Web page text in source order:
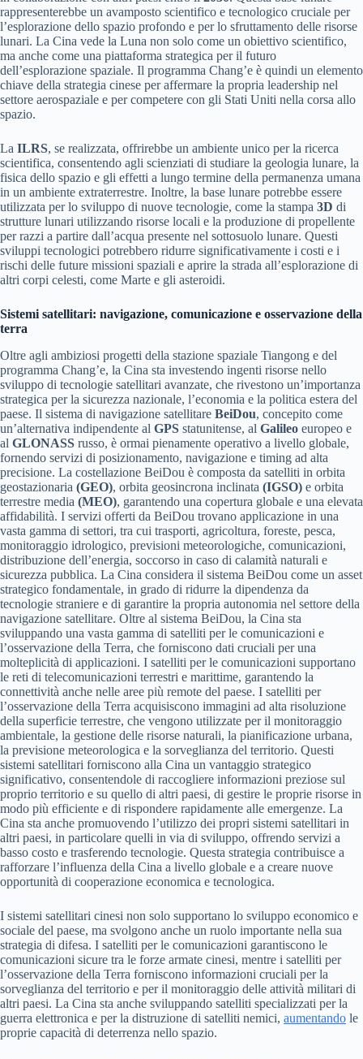
rappresenterebbe un avamposto scientifico e tecnologico cruciale per
l’esplorazione dello spazio profondo e per lo sfruttamento delle risorse
lunari. La Cina vede la Luna non solo come un obiettivo scientifico,
ma anche come una piattaforma strategica per il futuro
dell’esplorazione spaziale. Il programma Chang’e è quindi un elemento
chiave della strategia cinese per affermare la propria leadership nel
settore aerospaziale e per competere con gli Stati Uniti nella corsa allo
spazio.
La ILRS, se realizzata, offrirebbe un ambiente unico per la ricerca
scientifica, consentendo agli scienziati di studiare la geologia lunare, la
fisica dello spazio e gli effetti a lungo termine della permanenza umana
in un ambiente extraterrestre. Inoltre, la base lunare potrebbe essere
utilizzata per lo sviluppo di nuove tecnologie, come la stampa 3D di
strutture lunari utilizzando risorse locali e la produzione di propellente
per razzi a partire dall’acqua presente nel sottosuolo lunare. Questi
sviluppi tecnologici potrebbero ridurre significativamente i costi e i
rischi delle future missioni spaziali e aprire la strada all’esplorazione di
altri corpi celesti, come Marte e gli asteroidi.
Sistemi satellitari: navigazione, comunicazione e osservazione della
terra
Oltre agli ambiziosi progetti della stazione spaziale Tiangong e del
programma Chang’e, la Cina sta investendo ingenti risorse nello
sviluppo di tecnologie satellitari avanzate, che rivestono un’importanza
strategica per la sicurezza nazionale, l’economia e la politica estera del
paese. Il sistema di navigazione satellitare BeiDou, concepito come
un’alternativa indipendente al GPS statunitense, al Galileo europeo e
al GLONASS russo, è ormai pienamente operativo a livello globale,
fornendo servizi di posizionamento, navigazione e timing ad alta
precisione. La costellazione BeiDou è composta da satelliti in orbita
geostazionaria (GEO), orbita geosincrona inclinata (IGSO) e orbita
terrestre media (MEO), garantendo una copertura globale e una elevata
affidabilità. I servizi offerti da BeiDou trovano applicazione in una
vasta gamma di settori, tra cui trasporti, agricoltura, foreste, pesca,
monitoraggio idrologico, previsioni meteorologiche, comunicazioni,
distribuzione dell’energia, soccorso in caso di calamità naturali e
sicurezza pubblica. La Cina considera il sistema BeiDou come un asset
strategico fondamentale, in grado di ridurre la dipendenza da
tecnologie straniere e di garantire la propria autonomia nel settore della
navigazione satellitare. Oltre al sistema BeiDou, la Cina sta
sviluppando una vasta gamma di satelliti per le comunicazioni e
l’osservazione della Terra, che forniscono dati cruciali per una
molteplicità di applicazioni. I satelliti per le comunicazioni supportano
le reti di telecomunicazioni terrestri e marittime, garantendo la
connettività anche nelle aree più remote del paese. I satelliti per
l’osservazione della Terra acquisiscono immagini ad alta risoluzione
della superficie terrestre, che vengono utilizzate per il monitoraggio
ambientale, la gestione delle risorse naturali, la pianificazione urbana,
la previsione meteorologica e la sorveglianza del territorio. Questi
sistemi satellitari forniscono alla Cina un vantaggio strategico
significativo, consentendole di raccogliere informazioni preziose sul
proprio territorio e su quello di altri paesi, di gestire le proprie risorse in
modo più efficiente e di rispondere rapidamente alle emergenze. La
Cina sta anche promuovendo l’utilizzo dei propri sistemi satellitari in
altri paesi, in particolare quelli in via di sviluppo, offrendo servizi a
basso costo e trasferendo tecnologie. Questa strategia contribuisce a
rafforzare l’influenza della Cina a livello globale e a creare nuove
opportunità di cooperazione economica e tecnologica.
I sistemi satellitari cinesi non solo supportano lo sviluppo economico e
sociale del paese, ma svolgono anche un ruolo importante nella sua
strategia di difesa. I satelliti per le comunicazioni garantiscono le
comunicazioni sicure tra le forze armate cinesi, mentre i satelliti per
l’osservazione della Terra forniscono informazioni cruciali per la
sorveglianza del territorio e per il monitoraggio delle attività militari di
altri paesi. La Cina sta anche sviluppando satelliti specializzati per la
guerra elettronica e per la distruzione di satelliti nemici, aumentando le
proprie capacità di deterrenza nello spazio.